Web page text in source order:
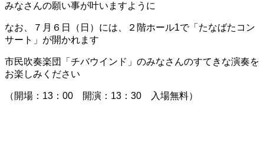
みなさんの願い事が叶いますように
なお、７月６日（日）には、２階ホール1で「たなばたコン
サート」が開かれます
市民吹奏楽団「チバウインド」のみなさんのすてきな演奏を
お楽しみください
（開場：13：00 開演：13：30 入場無料）